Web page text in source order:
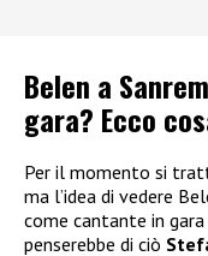
Belen a
gara? Ecco
Per il momento si
ma l’idea di vedere
come cantante in
penserebbe di ciò